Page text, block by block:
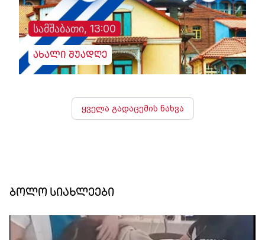
სამშაბათი, 13:00
ახალი შუადღე
ყველა გადაცემის ნახვა
ბოლო სიახლეები